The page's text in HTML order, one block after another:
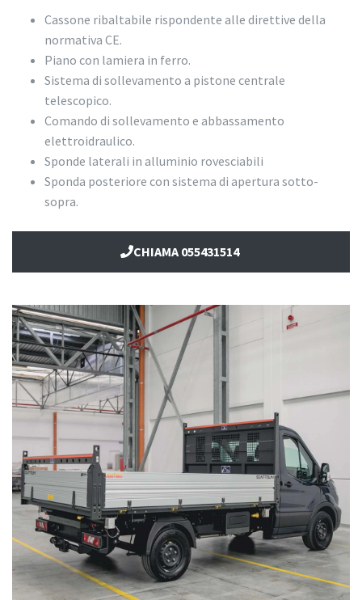
Cassone ribaltabile rispondente alle direttive della
normativa CE.
Piano con lamiera in ferro.
Sistema di sollevamento a pistone centrale
telescopico.
Comando di sollevamento e abbassamento
elettroidraulico.
Sponde laterali in alluminio rovesciabili
Sponda posteriore con sistema di apertura sotto-
sopra.
CHIAMA 055431514